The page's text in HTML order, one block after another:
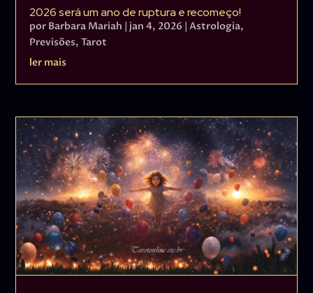
2026 será um ano de ruptura e recomeço!
por Barbara Mariah | jan 4, 2026 |Astrologia,
Previsões,Tarot
ler mais